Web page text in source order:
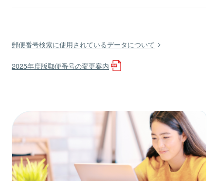
郵便番号検索に使用されているデータについて
2025年度版郵便番号の変更案内